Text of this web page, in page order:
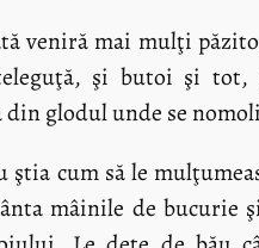
veniră mai mulţi
şi butoi şi tot,
din glodul unde se
ştia cum să le
mâinile de bucurie